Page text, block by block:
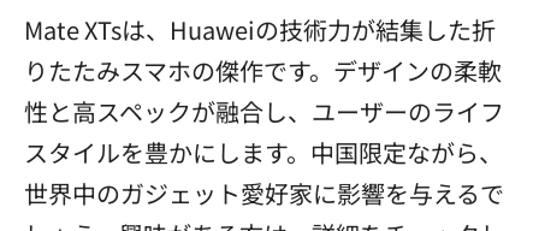
Mate XTsは、Huaweiの技術力が結集した折
りたたみスマホの傑作です。デザインの柔軟
性と高スペックが融合し、ユーザーのライフ
スタイルを豊かにします。中国限定ながら、
世界中のガジェット愛好家に影響を与えるで